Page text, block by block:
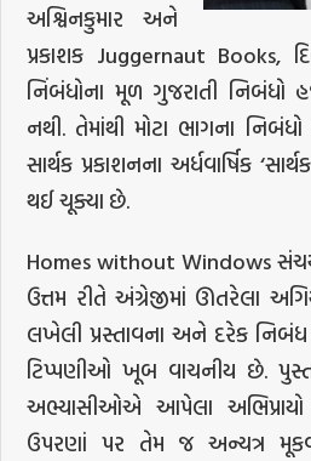
અશ્વિનકુમાર અને
પ્રકાશક Juggernaut Books,
નિંબંધોના મૂળ ગુજરાતી નિબંધો
નથી. તેમાંથી મોટા ભાગના
સાર્થક પ્રકાશનના અર્ધવાર્ષિક
થઈ ચૂક્યા છે.
Homes without Windows
ઉત્તમ રીતે અંગ્રેજીમાં ઊતરેલા
લખેલી પ્રસ્તાવના અને દરેક
ટિપ્પણીઓ ખૂબ વાચનીય છે.
અભ્યાસીઓએ આપેલા
ઉપરણાં પર તેમ જ અન્યત્ર